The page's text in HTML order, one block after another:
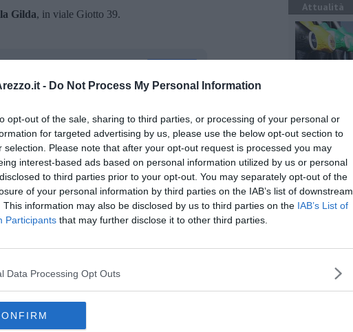
- Do Not Process My Personal Information
opt-out of the sale, sharing to third parties, or processing of your personal or
for targeted advertising by us, please use the below opt-out section to
selection. Please note that after your opt-out request is processed you may
interest-based ads based on personal information utilized by us or personal
to third parties prior to your opt-out. You may separately opt-out of the
of your personal information by third parties on the IAB’s list of downstream
This information may also be disclosed by us to third parties on the IAB’s List of
Participants that may further disclose it to other third parties.
Data Processing Opt Outs
Gilda, in viale Giotto 39.
iscriviti allaNewsletter QUInews - ToscanaMedia.
nella tua casella di posta.
di Arezzo
focus group giotto
Attualità